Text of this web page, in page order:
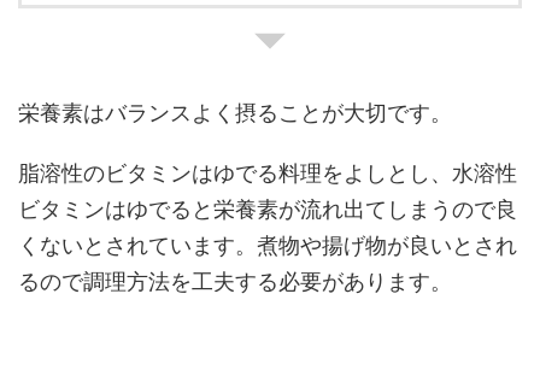
栄養素はバランスよく摂ることが大切です。
脂溶性のビタミンはゆでる料理をよしとし、水溶性
ビタミンはゆでると栄養素が流れ出てしまうので良
くないとされています。煮物や揚げ物が良いとされ
るので調理方法を工夫する必要があります。